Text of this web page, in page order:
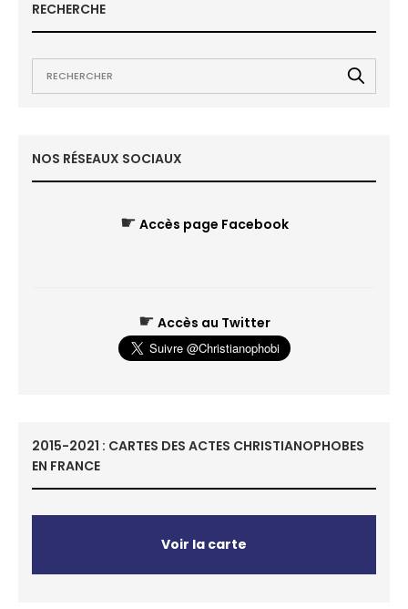
RECHERCHE
NOS RÉSEAUX SOCIAUX
☛ Accès page Facebook
☛ Accès au Twitter
2015-2021 : CARTES DES ACTES CHRISTIANOPHOBES
EN FRANCE
Voir la carte